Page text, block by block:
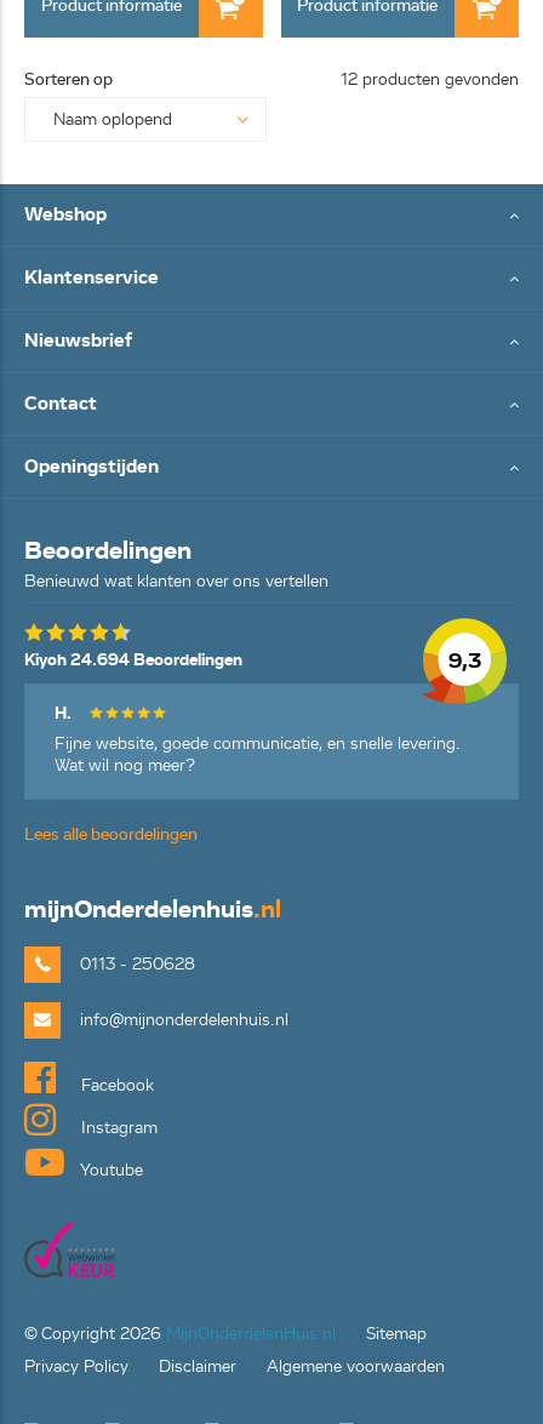
Product informatie Product informatie
Sorteren op 12 producten gevonden
Webshop
Klantenservice
Nieuwsbrief
Contact
Openingstijden
Beoordelingen
Benieuwd wat klanten over ons vertellen
9,3
Kiyoh 24.694 Beoordelingen
H.
Fijne website, goede communicatie, en snelle levering.
Wat wil nog meer?
Lees alle beoordelingen
mijnOnderdelenhuis.nl
0113 - 250628
info@mijnonderdelenhuis.nl
Facebook
Instagram
Youtube
© Copyright 2026 MijnOnderdelenHuis.nl
Sitemap
Privacy Policy
Disclaimer Algemene voorwaarden